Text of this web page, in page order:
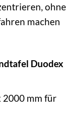
ohne
machen
Duodex
2000 mm für